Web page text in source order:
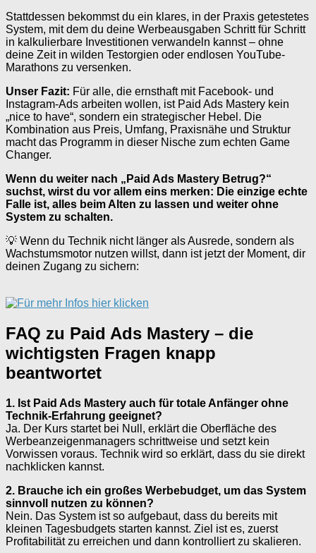
Stattdessen bekommst du ein klares, in der Praxis getestetes
System, mit dem du deine Werbeausgaben Schritt für Schritt
in kalkulierbare Investitionen verwandeln kannst – ohne
deine Zeit in wilden Testorgien oder endlosen YouTube-
Marathons zu versenken.
Unser Fazit: Für alle, die ernsthaft mit Facebook- und
Instagram-Ads arbeiten wollen, ist Paid Ads Mastery kein
„nice to have“, sondern ein strategischer Hebel. Die
Kombination aus Preis, Umfang, Praxisnähe und Struktur
macht das Programm in dieser Nische zum echten Game
Changer.
Wenn du weiter nach „Paid Ads Mastery Betrug?“
suchst, wirst du vor allem eins merken: Die einzige echte
Falle ist, alles beim Alten zu lassen und weiter ohne
System zu schalten.
💡 Wenn du Technik nicht länger als Ausrede, sondern als
Wachstumsmotor nutzen willst, dann ist jetzt der Moment, dir
deinen Zugang zu sichern:
FAQ zu Paid Ads Mastery – die
wichtigsten Fragen knapp
beantwortet
1. Ist Paid Ads Mastery auch für totale Anfänger ohne
Technik-Erfahrung geeignet?
Ja. Der Kurs startet bei Null, erklärt die Oberfläche des
Werbeanzeigenmanagers schrittweise und setzt kein
Vorwissen voraus. Technik wird so erklärt, dass du sie direkt
nachklicken kannst.
2. Brauche ich ein großes Werbebudget, um das System
sinnvoll nutzen zu können?
Nein. Das System ist so aufgebaut, dass du bereits mit
kleinen Tagesbudgets starten kannst. Ziel ist es, zuerst
Profitabilität zu erreichen und dann kontrolliert zu skalieren.